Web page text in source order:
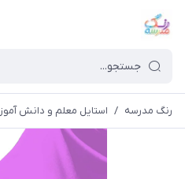
رنگ مدرسه / استایل معلم و دانش آموز